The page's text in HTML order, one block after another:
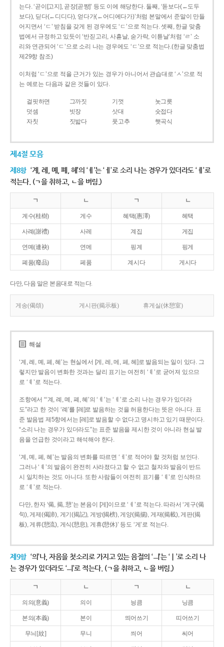
는다. ‘곧이[고지], 곧장[곧짱]’ 등도 이에 해당한다. 둘째, ‘돋보다(←도두
보다), 딛다(←디디다), 얻다가(←어디에다가)’처럼 본말에서 준말이 만들
어지면서 ‘ㄷ’ 받침을 갖게 된 경우에도 ‘ㄷ’으로 적는다. 셋째, 한글 맞춤
법에서 규정하고 있듯이 ‘반짇고리, 사흗날, 숟가락, 이튿날’처럼 ‘ㄹ’ 소
리와 연관되어 ‘ㄷ’으로 소리 나는 경우에도 ‘ㄷ’으로 적는다.(한글 맞춤법
제29항 참조)
이처럼 ‘ㄷ’으로 적을 근거가 있는 경우가 아니어서 관습대로 ‘ㅅ’으로 적
는 예로는 다음과 같은 것들이 있다.
걸핏하면 그까짓 기껏
놋그릇
덧셈
빗장 삿대
숫접다
자칫
짓밟다 풋고추 햇곡식
제4절 모음
제8항 ‘계, 례, 몌, 폐, 혜’의 ‘ㅖ’는 ‘ㅔ’로 소리 나는 경우가 있더라도 ‘ㅖ’로
적는다. (ㄱ을 취하고, ㄴ을 버림.)
ㄱ ㄴ ㄱ ㄴ
계수(桂樹) 게수 혜택(惠澤) 헤택
사례(謝禮) 사레 계집 게집
연몌(連袂) 연메 핑계 핑게
폐품(廢品) 페품 계시다 게시다
다만, 다음 말은 본음대로 적는다.
게송(偈頌) 게시판(揭示板) 휴게실(休憩室)
해설
‘계, 례, 몌, 폐, 혜’는 현실에서 [게, 레, 메, 페, 헤]로 발음되는 일이 있다. 그
렇지만 발음이 변화한 것과는 달리 표기는 여전히 ‘ㅖ’로 굳어져 있으므
로 ‘ㅖ’로 적는다.
조항에서 “‘계, 례, 몌, 폐, 혜’의 ‘ㅖ’는 ‘ㅔ’로 소리 나는 경우가 있더라
도”라고 한 것이 ‘례’를 [레]로 발음하는 것을 허용한다는 뜻은 아니다. 표
준 발음법 제5항에서는 [레]로 발음할 수 없다고 명시하고 있기 때문이다.
“소리 나는 경우가 있더라도”는 표준 발음을 제시한 것이 아니라 현실 발
음을 언급한 것이라고 해석해야 한다.
‘계, 몌, 폐, 혜’는 발음의 변화를 따르면 ‘ㅔ’로 적어야 할 것처럼 보인다.
그러나 ‘ㅖ’의 발음이 완전히 사라졌다고 할 수 없고 철자와 발음이 반드
시 일치하는 것도 아니다. 또한 사람들이 여전히 표기를 ‘ㅖ’로 인식하므
로 ‘ㅖ’로 적는다.
다만, 한자 ‘偈, 揭, 憩’는 본음이 [게]이므로 ‘ㅔ’로 적는다. 따라서 ‘게구(偈
句), 게제(偈諦), 게기(揭記), 게방(揭榜), 게양(揭揚), 게재(揭載), 게판(揭
板), 게류(憩流), 게식(憩息), 게휴(憩休)’ 등도 ‘게’로 적는다.
제9항 ‘의’나, 자음을 첫소리로 가지고 있는 음절의 ‘ㅢ’는 ‘ㅣ’로 소리 나
는 경우가 있더라도 ‘ㅢ’로 적는다. (ㄱ을 취하고, ㄴ을 버림.)
ㄱ ㄴ ㄱ ㄴ
의의(意義) 의이 닁큼 닝큼
본의(本義) 본이 띄어쓰기 띠어쓰기
무늬[紋] 무니 씌어 씨어